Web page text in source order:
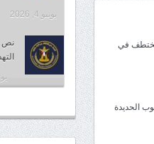
في
الحديدة
يونيو 4, 2026
نص